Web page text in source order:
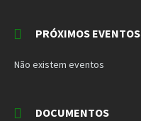
PRÓXIMOS EVENTOS
Não existem eventos
DOCUMENTOS